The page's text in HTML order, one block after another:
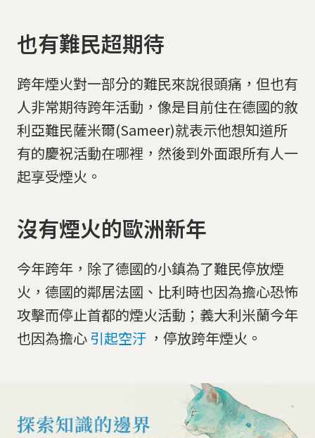
也有難民超期待
跨年煙火對一部分的難民來說很頭痛，但也有
人非常期待跨年活動，像是目前住在德國的敘
利亞難民薩米爾(Sameer)就表示他想知道所
有的慶祝活動在哪裡，然後到外面跟所有人一
起享受煙火。
沒有煙火的歐洲新年
今年跨年，除了德國的小鎮為了難民停放煙
火，德國的鄰居法國、比利時也因為擔心恐怖
攻擊而停止首都的煙火活動；義大利米蘭今年
也因為擔心 引起空汙 ，停放跨年煙火。